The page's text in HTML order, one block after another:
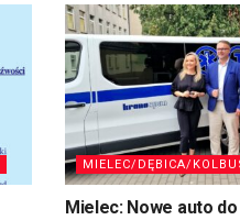
MIELEC/DĘBICA/
Mielec: Nowe auto do